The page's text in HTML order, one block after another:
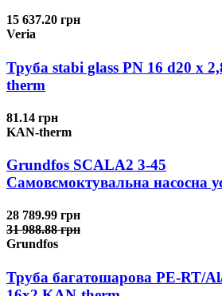
15 637.20 грн
Veria
Труба stabi glass PN 16 d20 х
therm
81.14 грн
KAN-therm
Grundfos SCALA2 3-45
Самовсмоктувальна насосна
28 789.99 грн
31 988.88 грн
Grundfos
Труба багатошарова PE-RT/